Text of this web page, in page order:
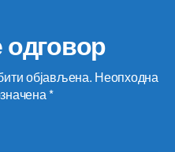
одговор
објављена. Неопходна
*